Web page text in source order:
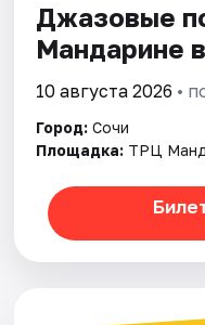
Джазовые
Мандарине
10 августа 2026 •
Город: Сочи
Площадка: ТРЦ